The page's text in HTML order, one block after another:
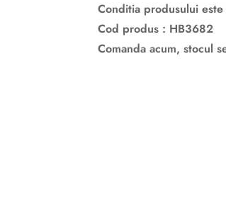
Conditia produsului
Cod produs : HB3682
Comanda acum, stocul